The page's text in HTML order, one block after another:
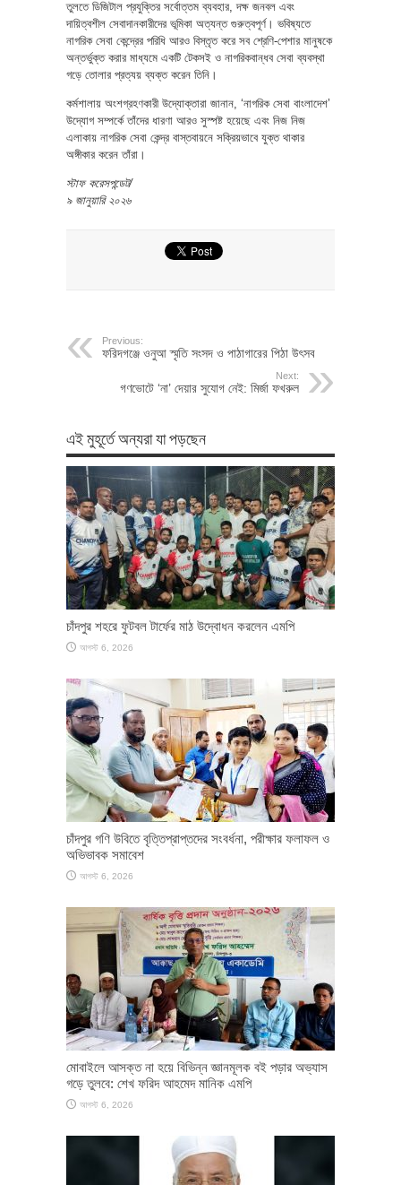
তুলতে ডিজিটাল প্রযুক্তির সর্বোত্তম ব্যবহার, দক্ষ জনবল এবং
দায়িত্বশীল সেবাদানকারীদের ভূমিকা অত্যন্ত গুরুত্বপূর্ণ। ভবিষ্যতে
নাগরিক সেবা কেন্দ্রের পরিধি আরও বিস্তৃত করে সব শ্রেণি-পেশার মানুষকে
অন্তর্ভুক্ত করার মাধ্যমে একটি টেকসই ও নাগরিকবান্ধব সেবা ব্যবস্থা
গড়ে তোলার প্রত্যয় ব্যক্ত করেন তিনি।
কর্মশালায় অংশগ্রহণকারী উদ্যোক্তারা জানান, ‘নাগরিক সেবা বাংলাদেশ’
উদ্যোগ সম্পর্কে তাঁদের ধারণা আরও সুস্পষ্ট হয়েছে এবং নিজ নিজ
এলাকায় নাগরিক সেবা কেন্দ্র বাস্তবায়নে সক্রিয়ভাবে যুক্ত থাকার
অঙ্গীকার করেন তাঁরা।
স্টাফ করেসপন্ডেট/
৯ জানুয়ারি ২০২৬
Previous:
ফরিদগঞ্জে ওনুআ স্মৃতি সংসদ ও পাঠাগারের পিঠা উৎসব
Next:
গণভোটে ‘না’ দেয়ার সুযোগ নেই: মির্জা ফখরুল
এই মুহূর্তে অন্যরা যা পড়ছেন
চাঁদপুর শহরে ফুটবল টার্ফের মাঠ উদ্বোধন করলেন এমপি
আগস্ট 6, 2026
চাঁদপুর গণি উবিতে বৃত্তিপ্রাপ্তদের সংবর্ধনা, পরীক্ষার ফলাফল ও
অভিভাবক সমাবেশ
আগস্ট 6, 2026
মোবাইলে আসক্ত না হয়ে বিভিন্ন জ্ঞানমূলক বই পড়ার অভ্যাস
গড়ে তুলবে: শেখ ফরিদ আহমেদ মানিক এমপি
আগস্ট 6, 2026